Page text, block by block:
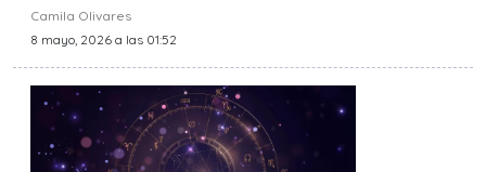
Camila Olivares
8 mayo, 2026 a las 01:52